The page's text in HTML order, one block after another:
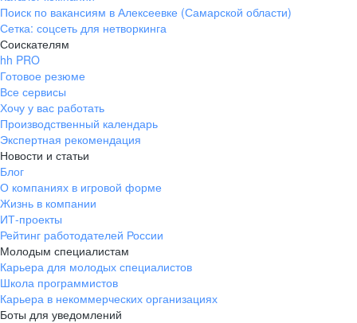
Поиск по вакансиям в Алексеевке (Самарской области)
Сетка: соцсеть для нетворкинга
Соискателям
hh PRO
Готовое резюме
Все сервисы
Хочу у вас работать
Производственный календарь
Экспертная рекомендация
Новости и статьи
Блог
О компаниях в игровой форме
Жизнь в компании
ИТ-проекты
Рейтинг работодателей России
Молодым специалистам
Карьера для молодых специалистов
Школа программистов
Карьера в некоммерческих организациях
Боты для уведомлений